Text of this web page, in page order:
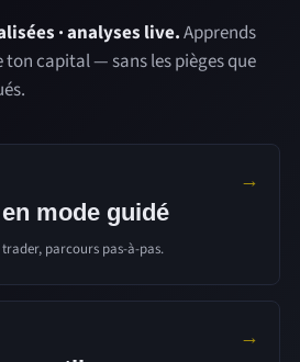
· analyses live.Apprends
capital — sans les pièges que
→
mode guidé
parcours pas-à-pas.
→